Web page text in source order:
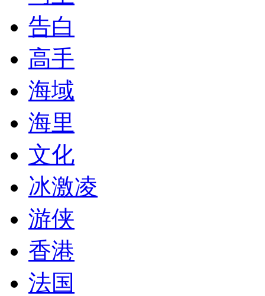
告白
高手
海域
海里
文化
冰激凌
游侠
香港
法国